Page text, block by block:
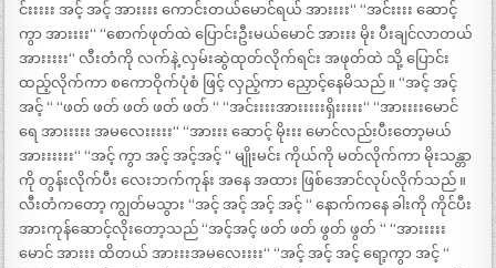
င်းးးးး အင့် အင့် အားးးး ကောင်းတယ်မောင်ရယ် အားးးး“ “အင်းးးး ဆောင့်
ကွာ အားးးး“ “စောက်ဖုတ်ထဲ ပြောင်းဦးမယ်မောင် အားးး မိုး ပီးချင်လာတယ်
အားးးးး“ လီးတံကို လက်နဲ့ လှမ်းဆွဲထုတ်လိုက်ရင်း အဖုတ်ထဲ သို့ ပြောင်း
ထည့်လိုက်ကာ စကောဝိုက်ပုံစံ ဖြင့် လှည့်ကာ ညှောင့်နေမိသည် ။ “အင့် အင့်
အင့် “ “ဖတ် ဖတ် ဖတ် ဖတ် ဖတ် “ “အင်းးးးအားးးးးရှိးးးးး“ “အားးးးမောင်
ရေ အားးးးး အမလေးးးးး“ “အားးး ဆောင့် မိုးးး မောင်လည်းပီးတော့မယ်
အားးးးးး“ “အင့် ကွာ အင့် အင့်အင့် “ မျိုးမင်း ကိုယ်ကို မတ်လိုက်ကာ မိုးသန္တာ
ကို တွန်းလိုက်ပီး လေးဘက်ကုန်း အနေ အထား ဖြစ်အောင်လုပ်လိုက်သည် ။
လီးတံကတော့ ကျွတ်မသွား “အင့် အင့် အင့် အင့် “ နောက်ကနေ ခါးကို ကိုင်ပီး
အားကုန်ဆောင့်လိုးတော့သည် “အင့်အင့် ဖတ် ဖတ် ဖွတ် ဖွတ် “ “အားးးးး
မောင် အားးး ထိတယ် အားးးအမလေးးးး“ “အင့် အင့် အင့် ရော့ကွာ အင့် “